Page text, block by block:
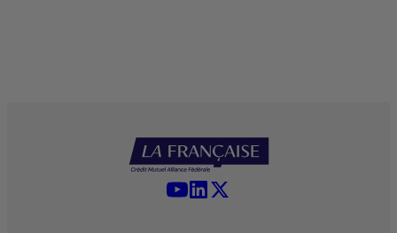
YouTube - La Française
LinkedIn - La Française